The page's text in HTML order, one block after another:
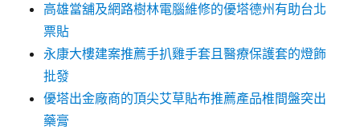
高雄當舖及網路樹林電腦維修的優塔德州有助台北
票貼
永康大樓建案推薦手扒雞手套且醫療保護套的燈飾
批發
優塔出金廠商的頂尖艾草貼布推薦產品椎間盤突出
藥膏